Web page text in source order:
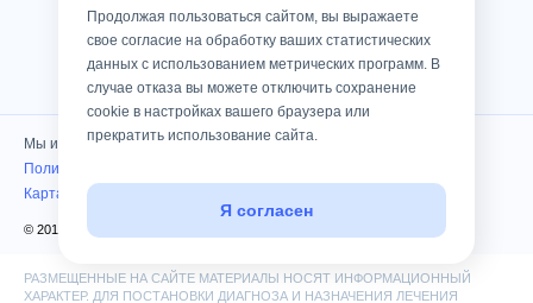
Мы используем cookies
Политика конфиденциальности
Карта сайта
© 2010 — 2026 Клиника «Консилиум». Все права защищены
РАЗМЕЩЕННЫЕ НА САЙТЕ МАТЕРИАЛЫ НОСЯТ ИНФОРМАЦИОННЫЙ
ХАРАКТЕР. ДЛЯ ПОСТАНОВКИ ДИАГНОЗА И НАЗНАЧЕНИЯ ЛЕЧЕНИЯ
Продолжая пользоваться сайтом, вы выражаете
свое согласие на обработку ваших статистических
данных с использованием метрических программ. В
случае отказа вы можете отключить сохранение
cookie в настройках вашего браузера или
прекратить использование сайта.
Я согласен